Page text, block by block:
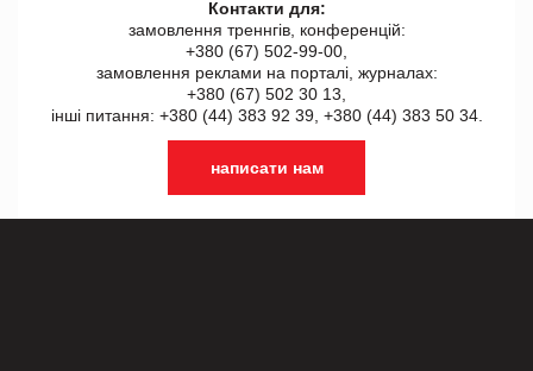
Контакти для:
замовлення треннгів, конференцій:
+380 (67) 502-99-00,
замовлення реклами на порталі, журналах:
+380 (67) 502 30 13,
інші питання: +380 (44) 383 92 39, +380 (44) 383 50 34.
написати нам